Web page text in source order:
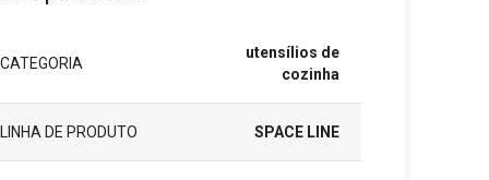
CATEGORIA
utensílios de
cozinha
LINHA DE PRODUTO SPACE LINE